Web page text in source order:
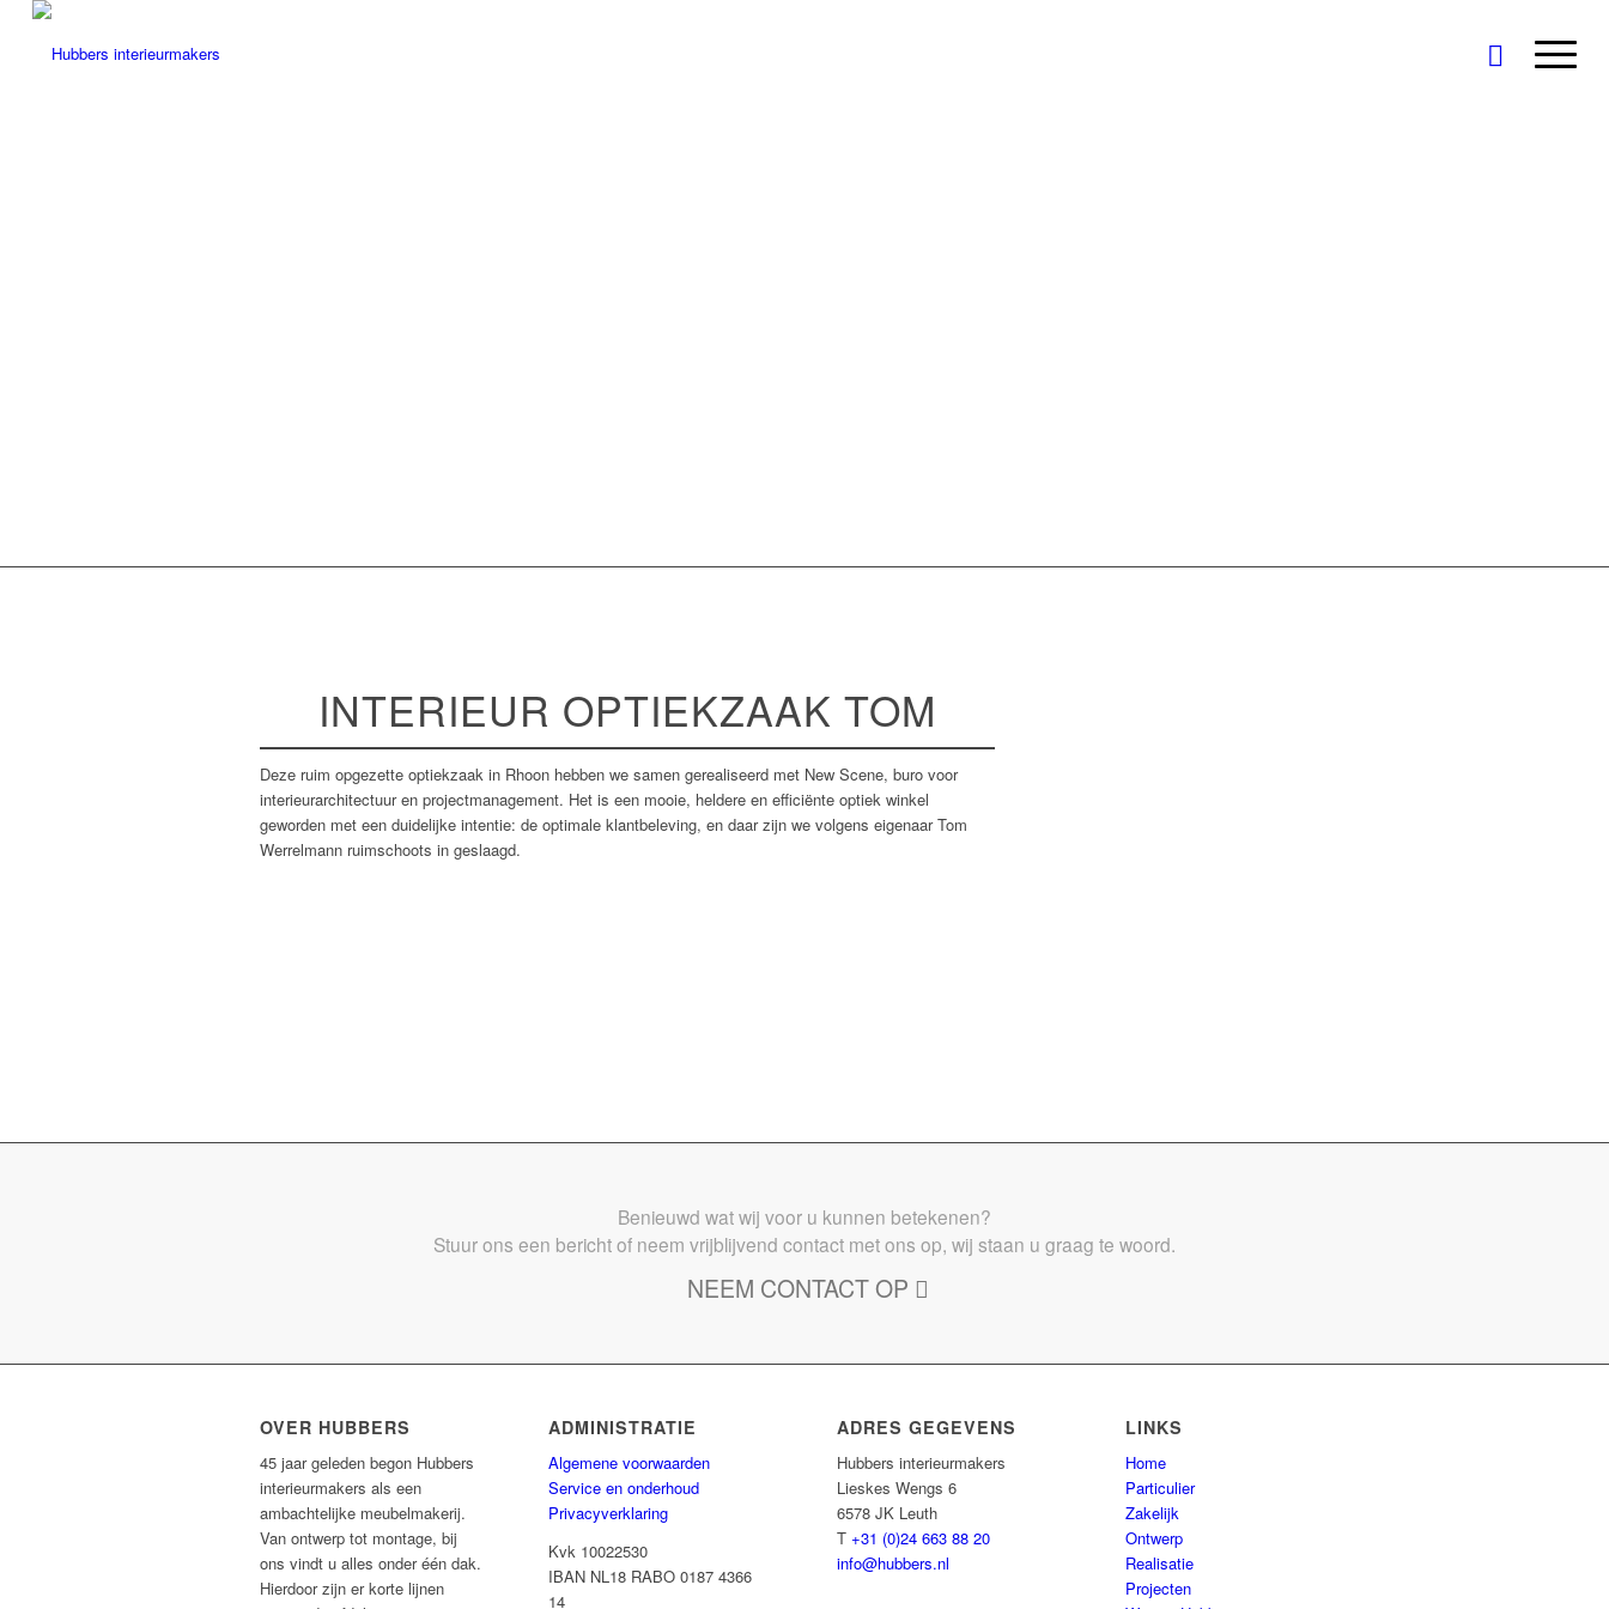
INTERIEUR OPTIEKZAAK TOM
Deze ruim opgezette optiekzaak in Rhoon hebben we samen gerealiseerd met New Scene, buro voor
interieurarchitectuur en projectmanagement. Het is een mooie, heldere en efficiënte optiek winkel
geworden met een duidelijke intentie: de optimale klantbeleving, en daar zijn we volgens eigenaar Tom
Werrelmann ruimschoots in geslaagd.
Benieuwd wat wij voor u kunnen betekenen?
Stuur ons een bericht of neem vrijblijvend contact met ons op, wij staan u graag te woord.
NEEM CONTACT OP
OVER HUBBERS
45 jaar geleden begon Hubbers
interieurmakers als een
ambachtelijke meubelmakerij.
Van ontwerp tot montage, bij
ons vindt u alles onder één dak.
Hierdoor zijn er korte lijnen
ADMINISTRATIE
Algemene voorwaarden
Service en onderhoud
Privacyverklaring
Kvk 10022530
IBAN NL18 RABO 0187 4366
14
ADRES GEGEVENS
Hubbers interieurmakers
Lieskes Wengs 6
6578 JK Leuth
T+31 (0)24 663 88 20
info@hubbers.nl
LINKS
Home
Particulier
Zakelijk
Ontwerp
Realisatie
Projecten